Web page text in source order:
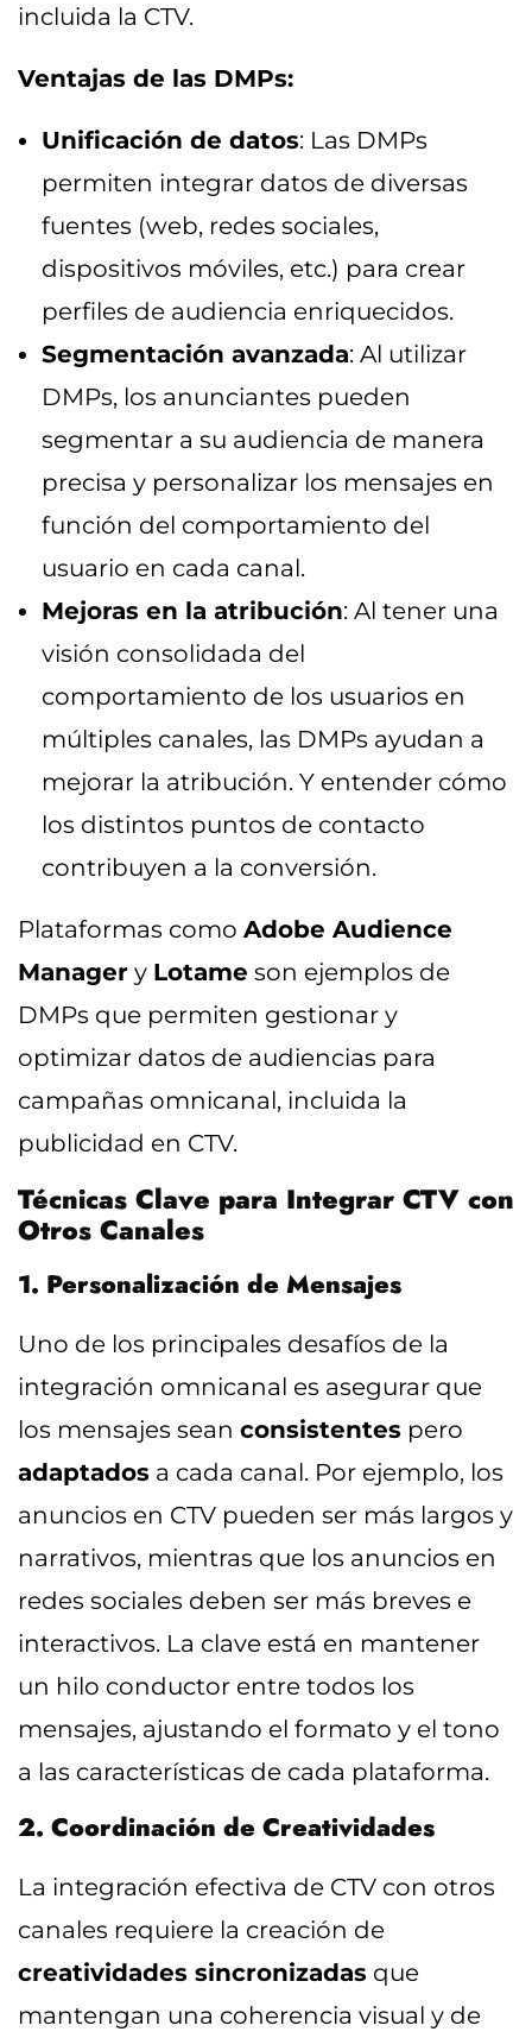
incluida la CTV.
Ventajas de las DMPs:
Unificación de datos: Las DMPs
permiten integrar datos de diversas
fuentes (web, redes sociales,
dispositivos móviles, etc.) para crear
perfiles de audiencia enriquecidos.
Segmentación avanzada: Al utilizar
DMPs, los anunciantes pueden
segmentar a su audiencia de manera
precisa y personalizar los mensajes en
función del comportamiento del
usuario en cada canal.
Mejoras en la atribución: Al tener una
visión consolidada del
comportamiento de los usuarios en
múltiples canales, las DMPs ayudan a
mejorar la atribución. Y entender cómo
los distintos puntos de contacto
contribuyen a la conversión.
Plataformas como Adobe Audience
Manager y Lotame son ejemplos de
DMPs que permiten gestionar y
optimizar datos de audiencias para
campañas omnicanal, incluida la
publicidad en CTV.
Técnicas Clave para Integrar CTV con
Otros Canales
1. Personalización de Mensajes
Uno de los principales desafíos de la
integración omnicanal es asegurar que
los mensajes sean consistentes pero
adaptados a cada canal. Por ejemplo, los
anuncios en CTV pueden ser más largos y
narrativos, mientras que los anuncios en
redes sociales deben ser más breves e
interactivos. La clave está en mantener
un hilo conductor entre todos los
mensajes, ajustando el formato y el tono
a las características de cada plataforma.
2. Coordinación de Creatividades
La integración efectiva de CTV con otros
canales requiere la creación de
creatividades sincronizadas que
mantengan una coherencia visual y de